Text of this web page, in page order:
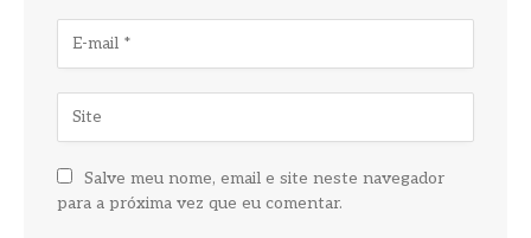
Salve meu nome, email e site neste navegador
para a próxima vez que eu comentar.